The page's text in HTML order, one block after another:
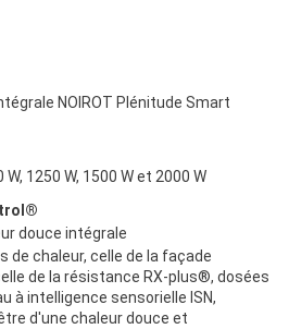
NOIROT Plénitude Smart
1250 W, 1500 W et 2000 W
douce intégrale
de chaleur, celle de la façade
de la résistance RX-plus®, dosées
à intelligence sensorielle ISN,
d'une chaleur douce et